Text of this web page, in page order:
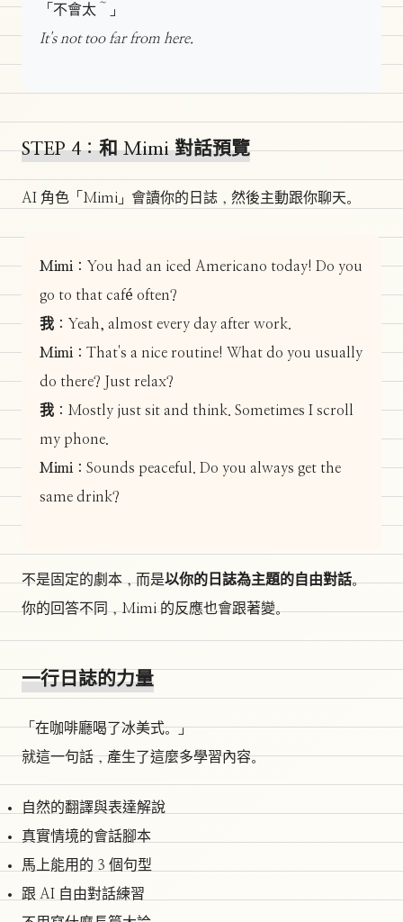
「不會太～」
It's not too far from here.
STEP 4：和 Mimi 對話預覽
AI 角色「Mimi」會讀你的日誌，然後主動跟你聊天。
Mimi： You had an iced Americano today! Do you
go to that café often?
我： Yeah, almost every day after work.
Mimi： That's a nice routine! What do you usually
do there? Just relax?
我：
Mostly just sit and think. Sometimes I scroll
my phone.
Mimi： Sounds peaceful. Do you always get the
same drink?
不是固定的劇本，而是以你的日誌為主題的自由對話。
你的回答不同，Mimi 的反應也會跟著變。
一行日誌的力量
「在咖啡廳喝了冰美式。」
就這一句話，產生了這麼多學習內容。
自然的翻譯與表達解說
真實情境的會話腳本
馬上能用的 3 個句型
跟 AI 自由對話練習